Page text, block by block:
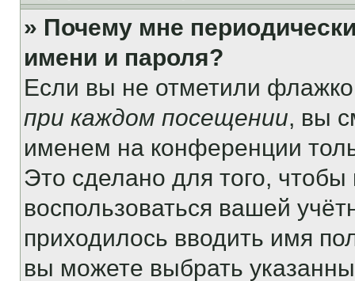
» Почему мне
имени и пароля?
Если вы не отметили
при каждом посещении, вы
именем на конференции
Это сделано для того, чтобы
воспользоваться вашей
приходилось вводить имя
вы можете выбрать